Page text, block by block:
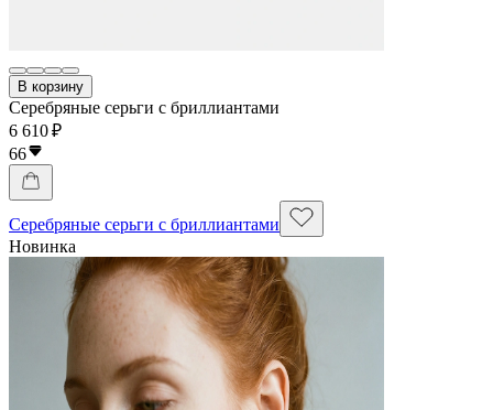
В корзину
Серебряные серьги с бриллиантами
6 610 ₽
66
Серебряные серьги с бриллиантами
Новинка